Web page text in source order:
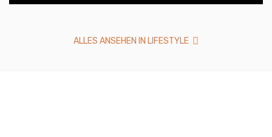
ALLES ANSEHEN IN LIFESTYLE